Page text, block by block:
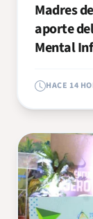
Madres
aporte
Mental
HACE 14